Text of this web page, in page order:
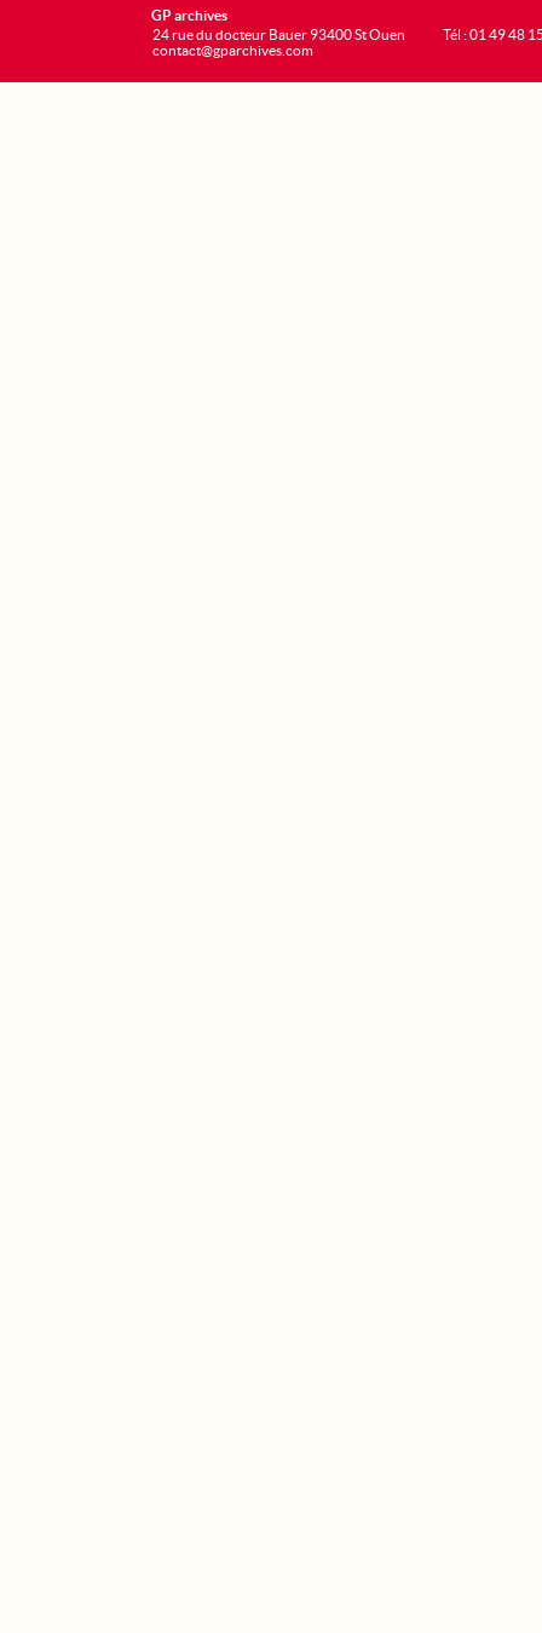
GP archives
24 rue du docteur Bauer 93400 St Ouen
contact@gparchives.com
Tél : 01 49 48